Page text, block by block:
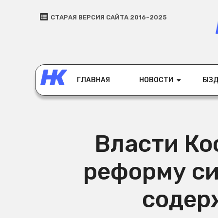
СТАРАЯ ВЕРСИЯ САЙТА 2016-2025
ГЛАВНАЯ НОВОСТИ
Власти
реформу